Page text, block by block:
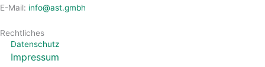
E-Mail: info@ast.gmbh
Rechtliches
Datenschutz
Impressum